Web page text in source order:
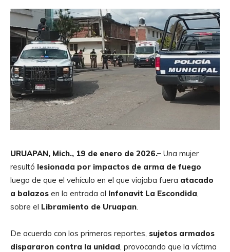
URUAPAN, Mich., 19 de enero de 2026.– Una mujer
resultó lesionada por impactos de arma de fuego
luego de que el vehículo en el que viajaba fuera atacado
a balazos en la entrada al Infonavit La Escondida,
sobre el Libramiento de Uruapan.
De acuerdo con los primeros reportes, sujetos armados
dispararon contra la unidad, provocando que la víctima